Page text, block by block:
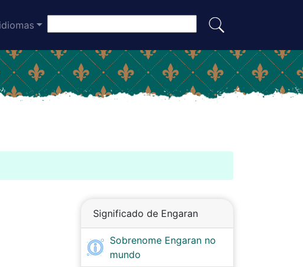
Significado de Engaran
Sobrenome Engaran no
mundo